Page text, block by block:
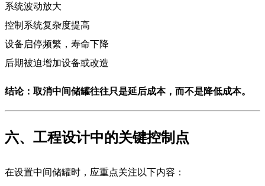
系统波动放大
控制系统复杂度提高
设备启停频繁，寿命下降
后期被迫增加设备或改造
结论：取消中间储罐往往只是延后成本，而不是降低成本。
六、工程设计中的关键控制点
在设置中间储罐时，应重点关注以下内容：